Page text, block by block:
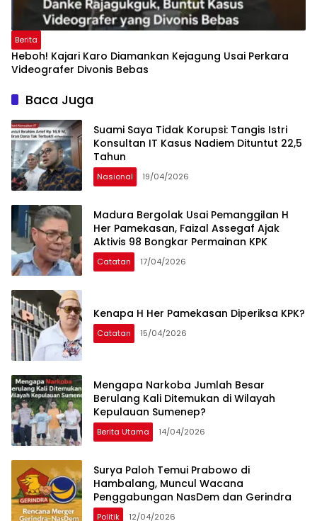
Berita
Heboh! Kajari Karo Diamankan Kejagung Usai Perkara
Videografer Divonis Bebas
Baca Juga
Suami Saya Tidak Korupsi: Tangis Istri
Konsultan IT Kasus Nadiem Dituntut 22,5
Tahun
Nasional 19/04/2026
Madura Bergolak Usai Pemanggilan H
Her Pamekasan, Faizal Assegaf Ajak
Aktivis 98 Bongkar Permainan KPK
Catatan 17/04/2026
Kenapa H Her Pamekasan Diperiksa KPK?
Catatan 15/04/2026
Mengapa Narkoba Jumlah Besar
Berulang Kali Ditemukan di Wilayah
Kepulauan Sumenep?
Berita Utama 14/04/2026
Surya Paloh Temui Prabowo di
Hambalang, Muncul Wacana
Penggabungan NasDem dan Gerindra
Politik 12/04/2026